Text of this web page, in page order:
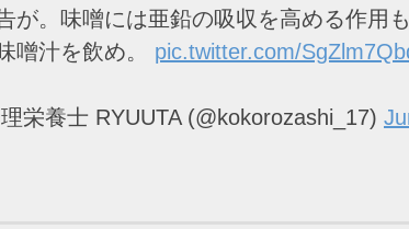
が。味噌には亜鉛の吸収を高める作用
噌汁を飲め。 pic.twitter.com/
栄養士 RYUUTA (@kokorozashi_17)